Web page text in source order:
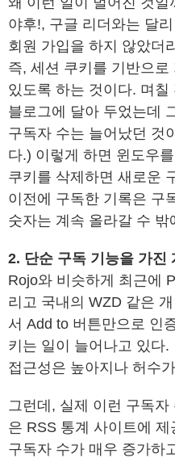
야후!, 구글 리더와는 달
회원 가입을 하지 않았더
즉, 세션 쿠키를 기반으
있도록 하는 것이다. 며칠
블로그에 달아 두었는데
구독자 수는 늘어났던 것
다.) 이렇게 하면 윈도우
쿠키를 삭제하면 새로운
이전에 구독한 기록은 구
숫자는 계속 올라갈 수 밖
2. 단순 구독 기능을 가진
Rojo와 비슷하게 최근에
리고 국내의 WZD 같은
서 Add to 버튼만으로 인
키는 일이 늘어나고 있다
접근성은 높아지나 허수
그런데, 실제 이런 구독
은 RSS 통계 사이트에
구독자 수가 매우 증가하